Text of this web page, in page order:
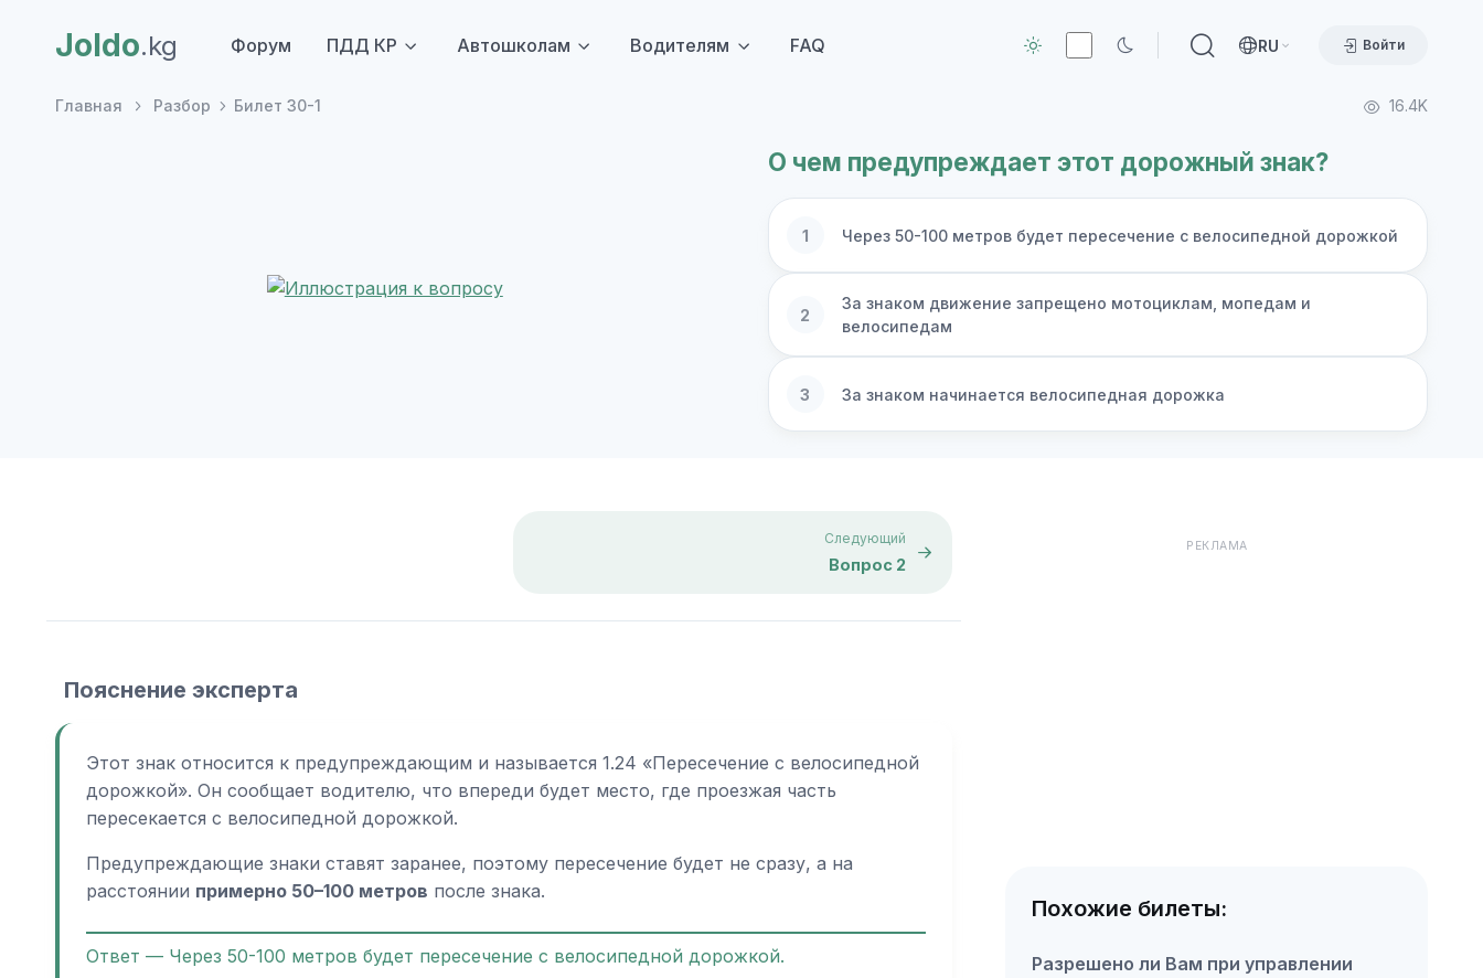
Joldo.kg RU Войти
Форум ПДД КР Автошколам Водителям FAQ
Главная Разбор Билет 30-1 16.4K
О чем предупреждает этот дорожный знак?
1 Через 50-100 метров будет пересечение с велосипедной дорожкой
2
За знаком движение запрещено мотоциклам, мопедам и
велосипедам
3 За знаком начинается велосипедная дорожка
Следующий
Вопрос 2
Пояснение эксперта
Этот знак относится к предупреждающим и называется 1.24 «Пересечение с велосипедной
дорожкой». Он сообщает водителю, что впереди будет место, где проезжая часть
пересекается с велосипедной дорожкой.
Предупреждающие знаки ставят заранее, поэтому пересечение будет не сразу, а на
расстоянии примерно 50–100 метров после знака.
Ответ — Через 50-100 метров будет пересечение с велосипедной дорожкой.
РЕКЛАМА
Похожие билеты:
Разрешено ли Вам при управлении